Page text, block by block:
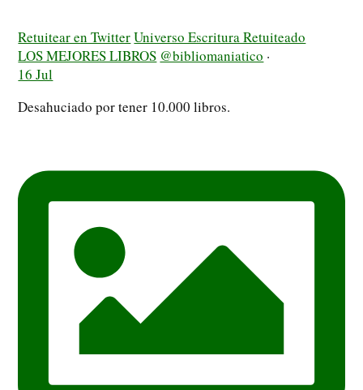
Retuitear en TwitterUniverso Escritura Retuiteado
LOS MEJORES LIBROS @bibliomaniatico ·
16 Jul
Desahuciado por tener 10.000 libros.